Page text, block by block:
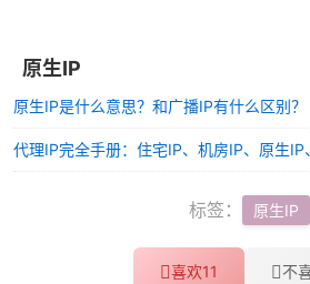
原生IP
原生IP是什么意思？和广播IP有什么区别？
代理IP完全手册：住宅IP、机房IP、原生IP
标签： 原生IP
喜欢11 不